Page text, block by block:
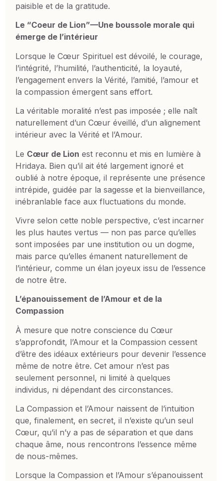
paisible et de la gratitude.
Le “Coeur de Lion”—Une boussole morale qui
émerge de l’intérieur
Lorsque le Cœur Spirituel est dévoilé, le courage,
l’intégrité, l’humilité, l’authenticité, la loyauté,
l’engagement envers la Vérité, l’amitié, l’amour et
la compassion émergent sans effort.
La véritable moralité n’est pas imposée ; elle naît
naturellement d’un Cœur éveillé, d’un alignement
intérieur avec la Vérité et l’Amour.
Le Cœur de Lion est reconnu et mis en lumière à
Hridaya. Bien qu’il ait été largement ignoré et
oublié à notre époque, il représente une présence
intrépide, guidée par la sagesse et la bienveillance,
inébranlable face aux fluctuations du monde.
Vivre selon cette noble perspective, c’est incarner
les plus hautes vertus — non pas parce qu’elles
sont imposées par une institution ou un dogme,
mais parce qu’elles émanent naturellement de
l’intérieur, comme un élan joyeux issu de l’essence
de notre être.
L’épanouissement de l’Amour et de la
Compassion
À mesure que notre conscience du Cœur
s’approfondit, l’Amour et la Compassion cessent
d’être des idéaux extérieurs pour devenir l’essence
même de notre être. Cet amour n’est pas
seulement personnel, ni limité à quelques
individus, ni dépendant des circonstances.
La Compassion et l’Amour naissent de l’intuition
que, finalement, en secret, il n’existe qu’un seul
Cœur, qu’il n’y a pas de séparation et que dans
chaque âme, nous rencontrons l’essence même
de nous-mêmes.
Lorsque la Compassion et l’Amour s’épanouissent